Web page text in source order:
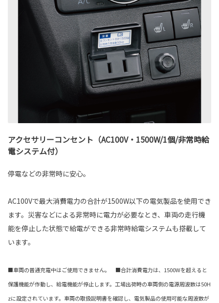
アクセサリーコンセント（AC100V・1500W/1個/非常時給
電システム付）
停電などの非常時に安心。
AC100Vで最大消費電力の合計が1500W以下の電気製品を使用でき
ます。災害などによる非常時に電力が必要なとき、車両の走行機
能を停止した状態で給電ができる非常時給電システムも搭載して
います。
■車両の普通充電中はご使用できません。 ■合計消費電力は、1500Wを超えると
保護機能が作動し、給電機能が停止します。工場出荷時の車両側の電源周波数は50H
zに設定されています。車両の取扱説明書を確認し、電気製品の使用可能な周波数が